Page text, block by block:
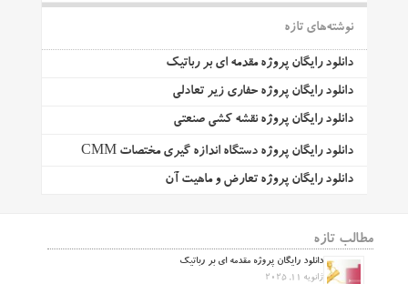
نوشته‌های تازه
دانلود رایگان پروژه مقدمه ای بر رباتیک
دانلود رایگان پروژه حفاری زیر تعادلی
دانلود رایگان پروژه نقشه کشی صنعتی
دانلود رایگان پروژه دستگاه اندازه گیری مختصات CMM
دانلود رایگان پروژه تعارض و ماهیت آن
مطالب تازه
دانلود رایگان پروژه مقدمه ای بر رباتیک
ژانویه 11, 2025